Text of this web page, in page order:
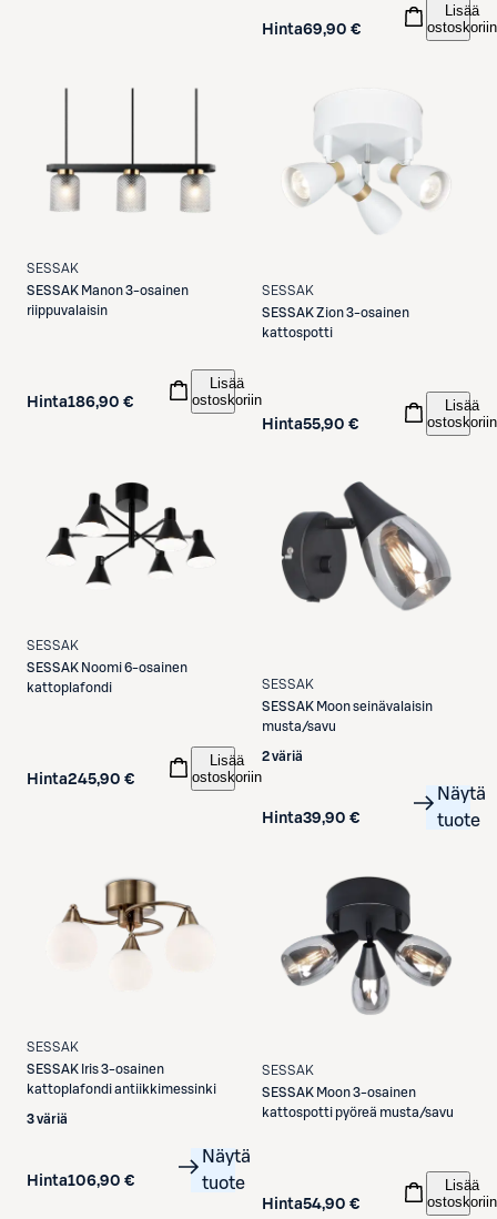
Hinta69,90 €
Lisää
ostoskoriin
SESSAK
SESSAK Manon 3-osainen
riippuvalaisin
Hinta186,90 €
Lisää
ostoskoriin
SESSAK
SESSAKZion 3-osainen
kattospotti
Hinta55,90 €
Lisää
ostoskoriin
SESSAK
SESSAK Noomi 6-osainen
kattoplafondi
Hinta245,90 €
Lisää
ostoskoriin
SESSAK
SESSAK Moon seinävalaisin
musta/savu
2 väriä
Hinta39,90 €
Näytä
tuote
SESSAK
SESSAK Iris 3-osainen
kattoplafondi antiikkimessinki
3 väriä
Hinta106,90 €
Näytä
tuote
SESSAK
SESSAK Moon 3-osainen
kattospotti pyöreä musta/savu
Hinta54,90 €
Lisää
ostoskoriin